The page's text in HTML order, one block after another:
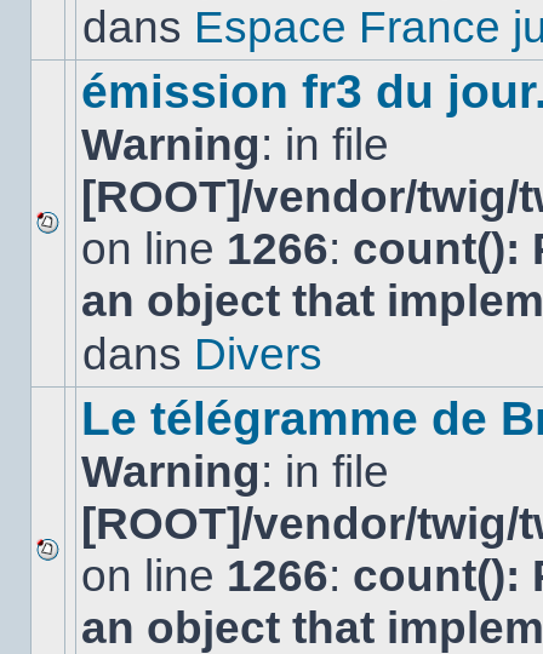
dans
sujet.
dans Espace France
Aucun
nouveau
message
non-
dans
émission fr3 du
Warning: in file
[ROOT]/vendor/
on line 1266: count():
an object that
dans Divers
Aucun
nouveau
message
non-
Le télégramme de
Warning: in file
[ROOT]/vendor/
on line 1266: count():
an object that